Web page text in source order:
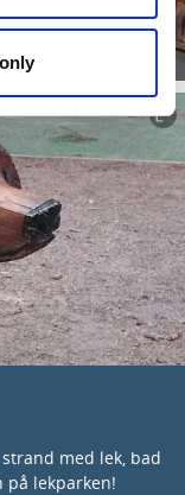
med lek, bad
på lekparken!